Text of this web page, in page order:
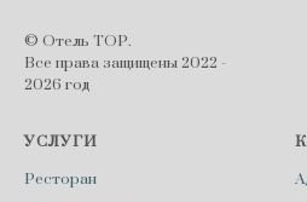
© Отель ТОР.
Все права защищены 2022 -
2026 год
УСЛУГИ
Ресторан